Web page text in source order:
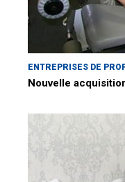
ENTREPRISES DE
Nouvelle